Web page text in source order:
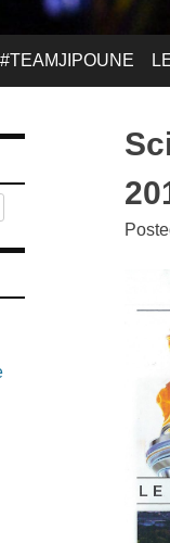
#TEAMJIPOUNE